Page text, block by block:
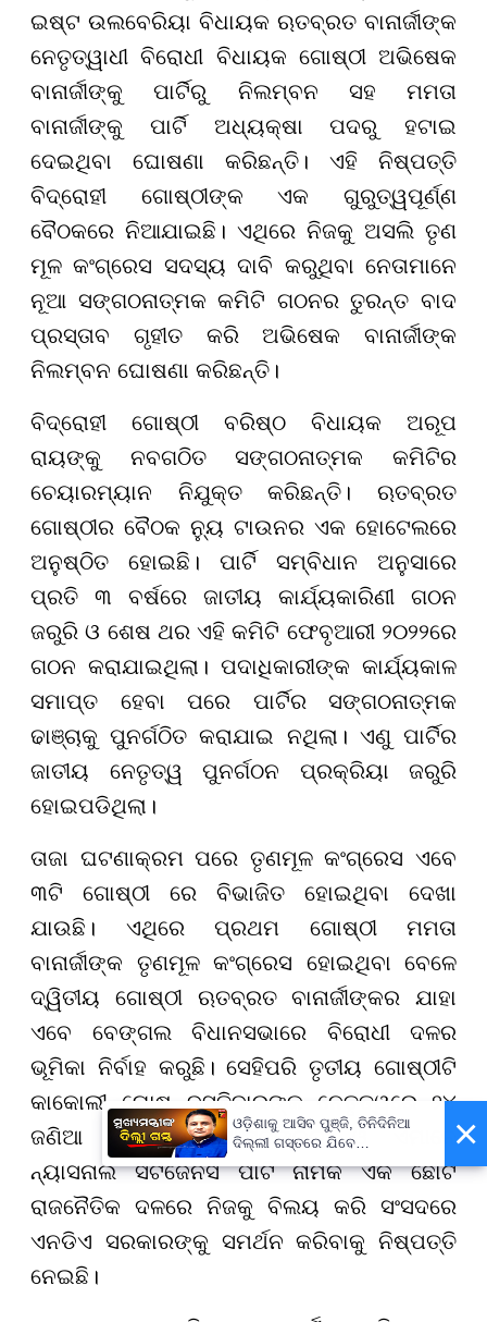
ଇଷ୍ଟ ଉଲବେରିୟା ବିଧାୟକ ଋତବ୍ରତ ବାନାର୍ଜୀଙ୍କ
ନେତୃତ୍ୱାଧୀ ବିରୋଧୀ ବିଧାୟକ ଗୋଷ୍ଠୀ ଅଭିଷେକ
ବାନାର୍ଜୀଙ୍କୁ ପାର୍ଟିରୁ ନିଲମ୍ବନ ସହ ମମତା
ବାନାର୍ଜୀଙ୍କୁ ପାର୍ଟି ଅଧ୍ୟକ୍ଷା ପଦରୁ ହଟାଇ
ଦେଇଥିବା ଘୋଷଣା କରିଛନ୍ତି। ଏହି ନିଷ୍ପତ୍ତି
ବିଦ୍ରୋହୀ ଗୋଷ୍ଠୀଙ୍କ ଏକ ଗୁରୁତ୍ୱପୂର୍ଣ୍ଣ
ବୈଠକରେ ନିଆଯାଇଛି। ଏଥିରେ ନିଜକୁ ଅସଲି ତୃଣ
ମୂଳ କଂଗ୍ରେସ ସଦସ୍ୟ ଦାବି କରୁଥିବା ନେତାମାନେ
ନୂଆ ସଙ୍ଗଠନାତ୍ମକ କମିଟି ଗଠନର ତୁରନ୍ତ ବାଦ
ପ୍ରସ୍ତାବ ଗୃହୀତ କରି ଅଭିଷେକ ବାନାର୍ଜୀଙ୍କ
ନିଲମ୍ବନ ଘୋଷଣା କରିଛନ୍ତି।
ବିଦ୍ରୋହୀ ଗୋଷ୍ଠୀ ବରିଷ୍ଠ ବିଧାୟକ ଅରୂପ
ରାୟଙ୍କୁ ନବଗଠିତ ସଙ୍ଗଠନାତ୍ମକ କମିଟିର
ଚେୟାରମ୍ୟାନ ନିଯୁକ୍ତ କରିଛନ୍ତି। ଋତବ୍ରତ
ଗୋଷ୍ଠୀର ବୈଠକ ନ୍ୟୁ ଟାଉନର ଏକ ହୋଟେଲରେ
ଅନୁଷ୍ଠିତ ହୋଇଛି। ପାର୍ଟି ସମ୍ବିଧାନ ଅନୁସାରେ
ପ୍ରତି ୩ ବର୍ଷରେ ଜାତୀୟ କାର୍ଯ୍ୟକାରିଣୀ ଗଠନ
ଜରୁରି ଓ ଶେଷ ଥର ଏହି କମିଟି ଫେବୃଆରୀ ୨୦୨୨ରେ
ଗଠନ କରାଯାଇଥିଲା। ପଦାଧିକାରୀଙ୍କ କାର୍ଯ୍ୟକାଳ
ସମାପ୍ତ ହେବା ପରେ ପାର୍ଟିର ସଙ୍ଗଠନାତ୍ମକ
ଢାଞ୍ଚାକୁ ପୁନର୍ଗଠିତ କରାଯାଇ ନଥିଲା। ଏଣୁ ପାର୍ଟିର
ଜାତୀୟ ନେତୃତ୍ୱ ପୁନର୍ଗଠନ ପ୍ରକ୍ରିୟା ଜରୁରି
ହୋଇପଡିଥିଲା।
ତାଜା ଘଟଣାକ୍ରମ ପରେ ତୃଣମୂଳ କଂଗ୍ରେସ ଏବେ
୩ଟି ଗୋଷ୍ଠୀ ରେ ବିଭାଜିତ ହୋଇଥିବା ଦେଖା
ଯାଉଛି। ଏଥିରେ ପ୍ରଥମ ଗୋଷ୍ଠୀ ମମତା
ବାନାର୍ଜୀଙ୍କ ତୃଣମୂଳ କଂଗ୍ରେସ ହୋଇଥିବା ବେଳେ
ଦ୍ୱିତୀୟ ଗୋଷ୍ଠୀ ଋତବ୍ରତ ବାନାର୍ଜୀଙ୍କର ଯାହା
ଏବେ ବେଙ୍ଗଲ ବିଧାନସଭାରେ ବିରୋଧୀ ଦଳର
ଭୂମିକା ନିର୍ବାହ କରୁଛି। ସେହିପରି ତୃତୀୟ ଗୋଷ୍ଠୀଟି
କାକୋଲୀ ଘୋଷ ଦସ୍ତିଦାରଙ୍କ ନେତୃତ୍ୱରେ ୨୪
ଜଣିଆ ଲୋକସଭା ସାଂସଦଙ୍କର ଓ ଏମାନେ
ନ୍ୟାସନାଲ ସିଟିଜେନସ ପାର୍ଟି ନାମକ ଏକ ଛୋଟ
ରାଜନୈତିକ ଦଳରେ ନିଜକୁ ବିଲୟ କରି ସଂସଦରେ
ଏନଡିଏ ସରକାରଙ୍କୁ ସମର୍ଥନ କରିବାକୁ ନିଷ୍ପତ୍ତି
ନେଇଛି।
×
ଓଡ଼ିଶାକୁ ଆସିବ ପୁଞ୍ଜି, ତିନିଦିନିଆ
ଦିଲ୍ଲୀ ଗସ୍ତରେ ଯିବେ